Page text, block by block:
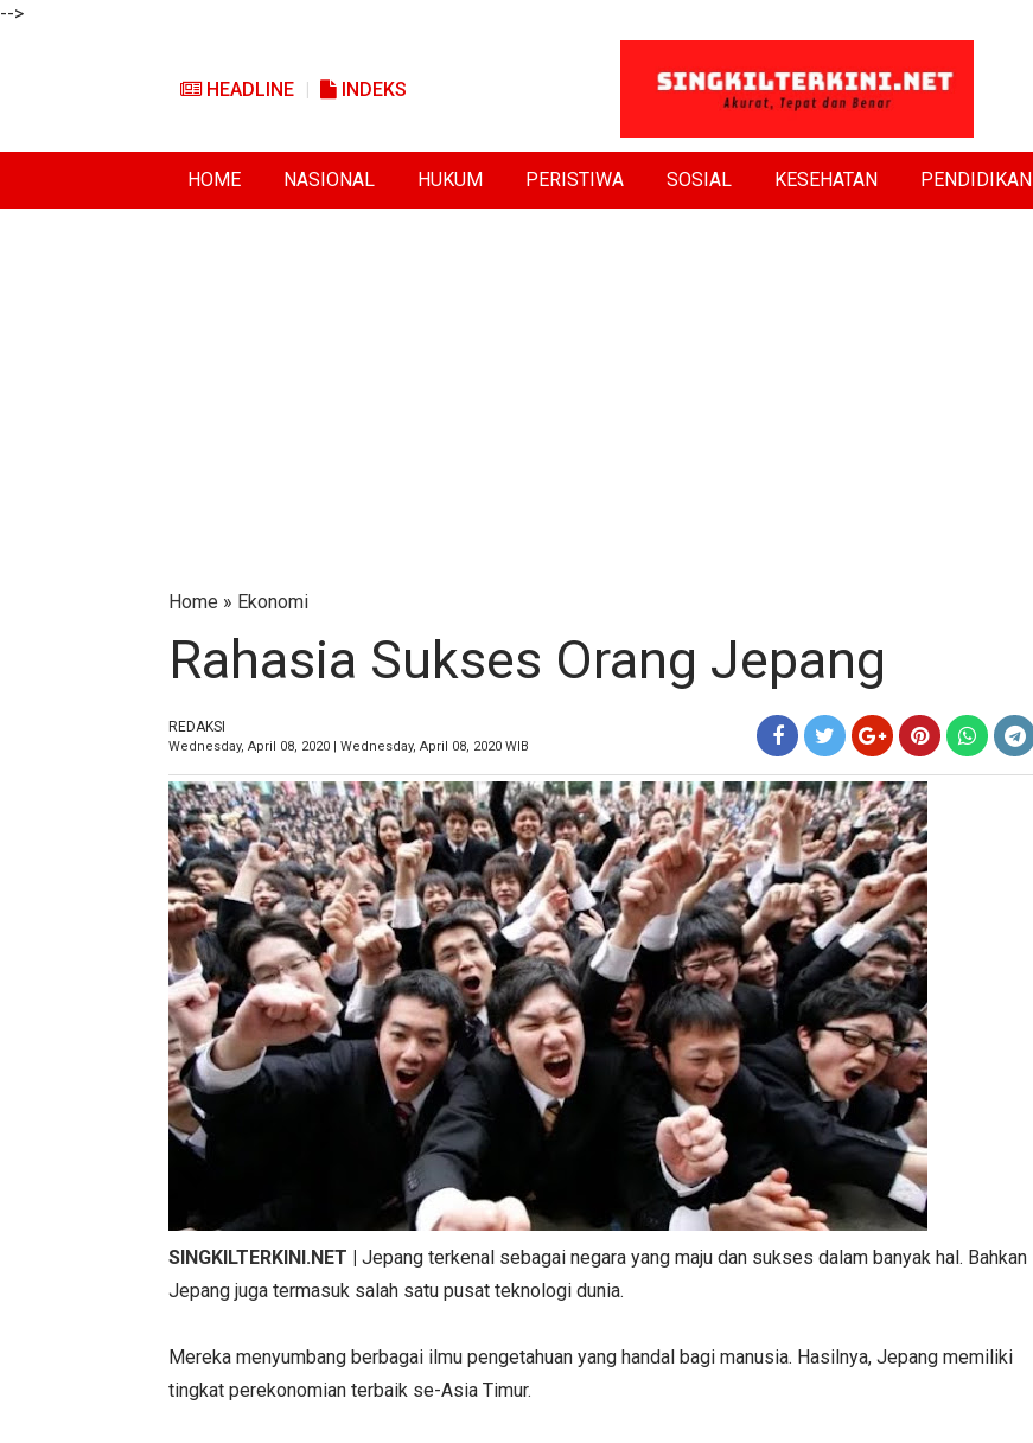
-->
HEADLINE INDEKS
HOME NASIONAL HUKUM PERISTIWA SOSIAL KESEHATAN PENDIDIKAN
Home » Ekonomi
Rahasia Sukses Orang Jepang
REDAKSI
Wednesday, April 08, 2020 | Wednesday, April 08, 2020 WIB
SINGKILTERKINI.NET | Jepang terkenal sebagai negara yang maju dan sukses dalam banyak hal. Bahkan
Jepang juga termasuk salah satu pusat teknologi dunia.
Mereka menyumbang berbagai ilmu pengetahuan yang handal bagi manusia. Hasilnya, Jepang memiliki
tingkat perekonomian terbaik se-Asia Timur.